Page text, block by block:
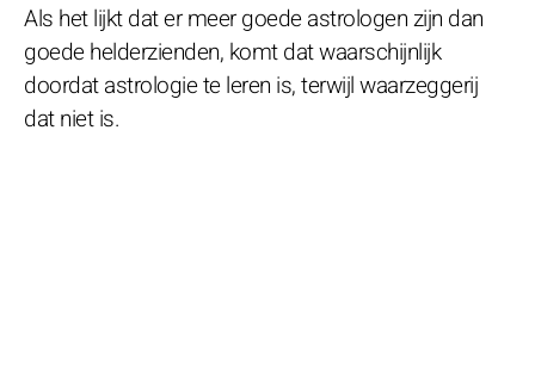
Als het lijkt dat er meer goede astrologen zijn dan
goede helderzienden, komt dat waarschijnlijk
doordat astrologie te leren is, terwijl waarzeggerij
dat niet is.